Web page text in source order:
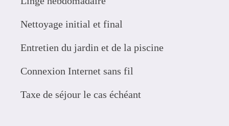
Nettoyage initial et final
Entretien du jardin et de la piscine
Connexion Internet sans fil
Taxe de séjour le cas échéant